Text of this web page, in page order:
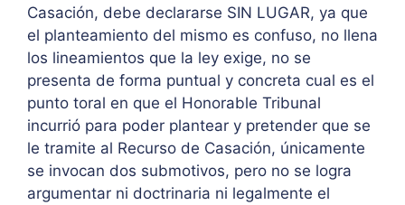
Casación, debe declararse SIN LUGAR, ya que
el planteamiento del mismo es confuso, no llena
los lineamientos que la ley exige, no se
presenta de forma puntual y concreta cual es el
punto toral en que el Honorable Tribunal
incurrió para poder plantear y pretender que se
le tramite al Recurso de Casación, únicamente
se invocan dos submotivos, pero no se logra
argumentar ni doctrinaria ni legalmente el